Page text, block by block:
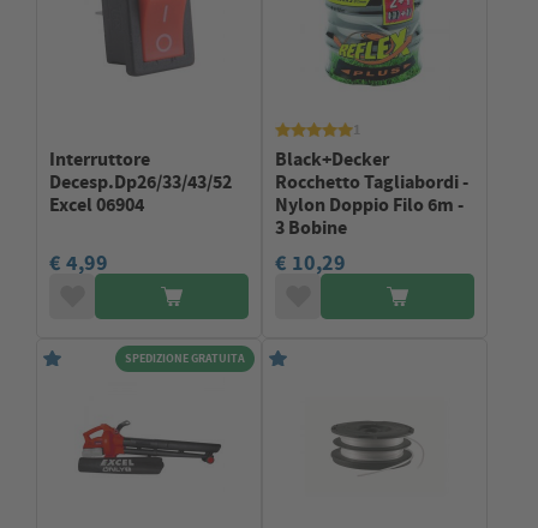
Interruttore
Decesp.Dp26/33/43/52
Excel 06904
€ 4,99
Black+Decker
Rocchetto Tagliabordi -
Nylon Doppio Filo 6m -
3 Bobine
€ 10,29
SPEDIZIONE GRATUITA